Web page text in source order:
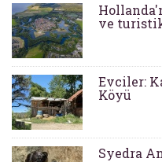
ve
Evciler:
Köyü
Syedra